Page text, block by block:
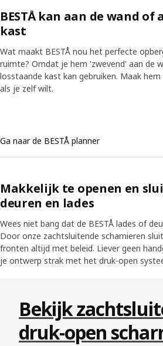
BESTÅ kan aan de wand of
kast
Wat maakt BESTÅ nou het perfecte
ruimte? Omdat je hem 'zwevend' aan de
losstaande kast kan gebruiken. Maak
als je zelf wilt.
Ga naar de BESTÅ planner
Makkelijk te openen en
deuren en lades
Wees niet bang dat de BESTÅ lades of
Door onze zachtsluitende scharnieren
fronten altijd met beleid. Liever geen
je ontwerp strak met het druk-open
Bekijk
druk-open